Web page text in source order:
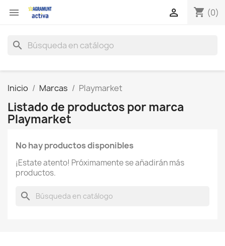
 shopping_cart (0)

search
Inicio Marcas Playmarket
Listado de productos por marca
Playmarket
No hay productos disponibles
¡Estate atento! Próximamente se añadirán más
productos.
search